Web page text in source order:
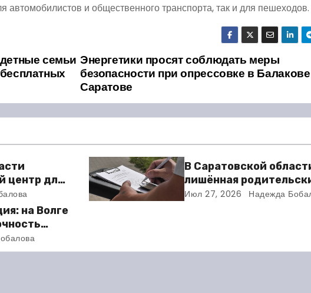
автомобилистов и общественного транспорта, так и для пешеходов.
Энергетики просят соблюдать меры
безопасности при опрессовке в
Саратове
семьи
центр для
В Саратовской
лишённая
получила 15
Июл 27, 2026 Надежда
на Волге